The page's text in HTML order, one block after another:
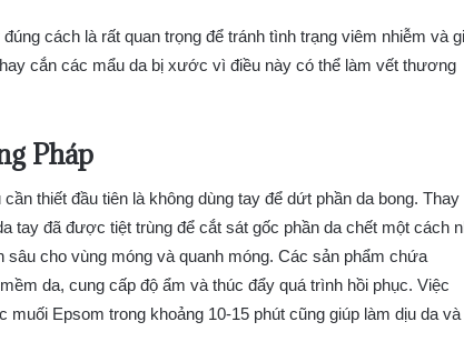
cách là rất quan trọng để tránh tình trạng viêm nhiễm và
cắn các mẩu da bị xước vì điều này có thể làm vết thương
Pháp
cần thiết đầu tiên là không dùng tay để dứt phần da bong. Thay
tay đã được tiệt trùng để cắt sát gốc phần da chết một cách
cho vùng móng và quanh móng. Các sản phẩm chứa
da, cung cấp độ ẩm và thúc đẩy quá trình hồi phục. Việc
Epsom trong khoảng 10-15 phút cũng giúp làm dịu da và